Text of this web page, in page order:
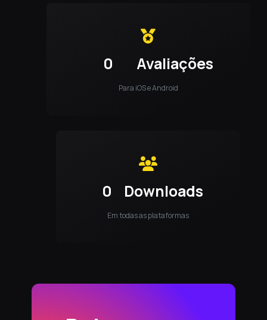
0 Avaliações
Para iOS e Android
0 Downloads
Em todas as plataformas